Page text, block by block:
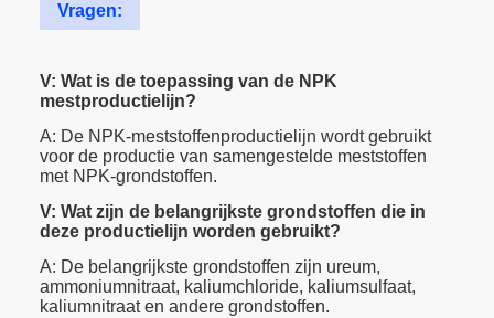
Vragen:
V: Wat is de toepassing van de NPK
mestproductielijn?
A: De NPK-meststoffenproductielijn wordt gebruikt
voor de productie van samengestelde meststoffen
met NPK-grondstoffen.
V: Wat zijn de belangrijkste grondstoffen die in
deze productielijn worden gebruikt?
A: De belangrijkste grondstoffen zijn ureum,
ammoniumnitraat, kaliumchloride, kaliumsulfaat,
kaliumnitraat en andere grondstoffen.